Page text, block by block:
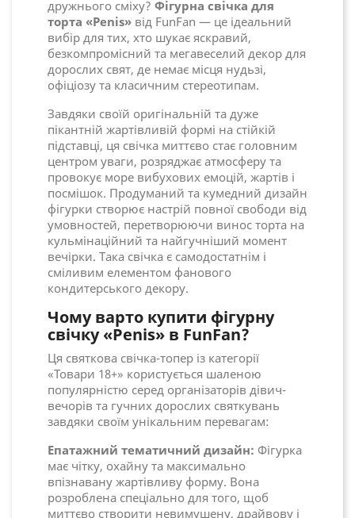
дружнього сміху? Фігурна свічка для
торта «Penis» від FunFan — це ідеальний
вибір для тих, хто шукає яскравий,
безкомпромісний та мегавеселий декор для
дорослих свят, де немає місця нудьзі,
офіціозу та класичним стереотипам.
Завдяки своїй оригінальній та дуже
пікантній жартівливій формі на стійкій
підставці, ця свічка миттєво стає головним
центром уваги, розряджає атмосферу та
провокує море вибухових емоцій, жартів і
посмішок. Продуманий та кумедний дизайн
фігурки створює настрій повної свободи від
умовностей, перетворюючи винос торта на
кульмінаційний та найгучніший момент
вечірки. Така свічка є самодостатнім і
сміливим елементом фанового
кондитерського декору.
Чому варто купити фігурну
свічку «Penis» в FunFan?
Ця святкова свічка-топер із категорії
«Товари 18+» користується шаленою
популярністю серед організаторів дівич-
вечорів та гучних дорослих святкувань
завдяки своїм унікальним перевагам:
Епатажний тематичний дизайн: Фігурка
має чітку, охайну та максимально
впізнавану жартівливу форму. Вона
розроблена спеціально для того, щоб
миттєво створити невимушену, драйвову і